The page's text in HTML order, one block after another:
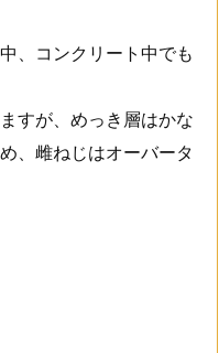
、コンクリート中でも
すが、めっき層はかな
、雌ねじはオーバータ